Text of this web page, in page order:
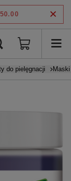
do pielęgnacji Maski